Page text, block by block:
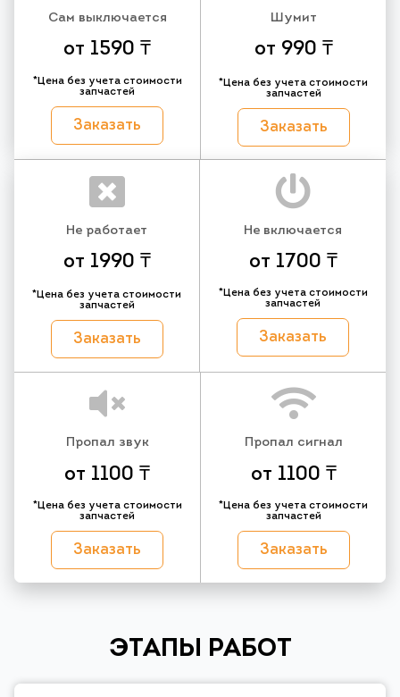
Сам выключается
от 1590 ₸
*Цена без учета стоимости
запчастей
Заказать
Шумит
от 990 ₸
*Цена без учета стоимости
запчастей
Заказать
Не работает
от 1990 ₸
*Цена без учета стоимости
запчастей
Заказать
Не включается
от 1700 ₸
*Цена без учета стоимости
запчастей
Заказать
Пропал звук
от 1100 ₸
*Цена без учета стоимости
запчастей
Заказать
Пропал сигнал
от 1100 ₸
*Цена без учета стоимости
запчастей
Заказать
ЭТАПЫ РАБОТ